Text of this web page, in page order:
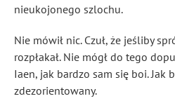
nieukojonego szlochu.
Nie mówił nic. Czuł, że jeśliby
rozpłakał. Nie mógł do tego
Iaen, jak bardzo sam się boi. Jak
zdezorientowany.